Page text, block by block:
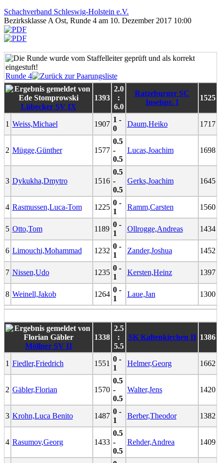
Schachverband Schleswig-Holstein e.V.
Bezirksklasse A Ost, Runde 4 am 10. Dezember 2017 10:00
Runde 4
Lübecker SV IX
1393
2.0
:
6.0
Ratzeburger SC
Inselspr. I
1525
1 Weiss,Michael 1907
1 -
0
Daum,Heiko 1717
2 Mügge,Günther 1577
0.5
-
0.5
Lucas,Joachim 1698
3 Dykukha,Dmytro 1516
0.5
-
0.5
Gerks,Joachim 1645
4 Rasmussen,Luca-Tom 1225
0 -
1
Ramm,Carsten 1560
5 Otto,Tom 1189
0 -
1
Ollrogge,Andreas 1434
6 Limouchi,Mohammad 1232
0 -
1
Zander,Joshua 1452
7 Nissen,Udo 1235
0 -
1
Kersten,Heinz 1397
8 Weinell,Jakob 1264
0 -
1
Laue,Jan 1300
Möllner SV II
1338
2.5
:
5.5
SK Kaltenkirchen II 1386
1 Fiedler,Friedrich 1551
0 -
1
Helmer,Georg 1662
2 Gäbler,Florian 1570
0.5
-
0.5
Walter,Jens 1420
3 Krohn,Luca Benito 1487
0 -
1
Berber,Theodor 1382
4 Rasumov,Georg 1433
0.5
-
0.5
Rehder,Andrea 1409